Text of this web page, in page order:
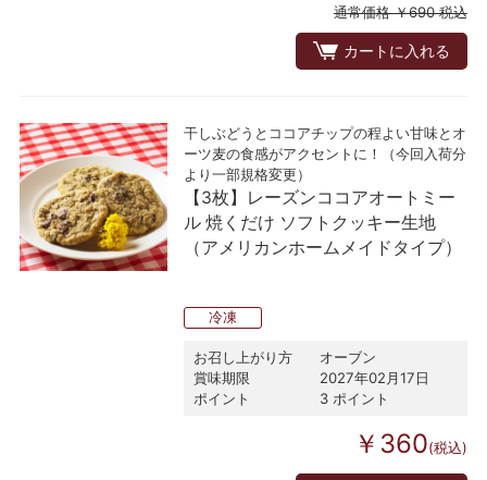
通常価格 ￥690 税込
カートに入れる
干しぶどうとココアチップの程よい甘味とオ
ーツ麦の食感がアクセントに！（今回入荷分
より一部規格変更）
【3枚】レーズンココアオートミー
ル 焼くだけ ソフトクッキー生地
（アメリカンホームメイドタイプ）
冷凍
お召し上がり方
オーブン
賞味期限
2027年02月17日
ポイント
3 ポイント
￥360(税込)